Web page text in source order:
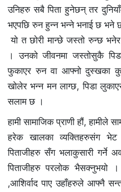
उनिहरु सबै पिता हुनेछन् तर
भएपछि रुन हुन्न भन्ने भनाई छ भने
यो त छोरी मान्छे जस्तो रुन्छ
। उनको जीवनमा जस्तोसुकै
फुकाएर रुन वा आफ्नो दुस्खका
खोलेर भन्न मन लाग्छ, पिडा
सलाम छ ।
हामी सामाजिक प्राणी हौं, हामीले
हरेक खालका व्यक्तिहरुसंग
पिताजीहरु सँग भलाकुसारी
पिताजीहरु परलोक भैसक्नुभयो
,आशिर्वाद पाए उहाँहरुले आफ्नै